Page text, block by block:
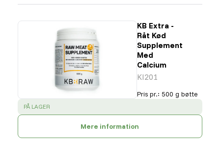
KB Extra -
Råt Kød
Supplement
Med
Calcium
KI201
Pris pr.: 500 g bøtte
SUCCESS
PÅ LAGER
Mere information